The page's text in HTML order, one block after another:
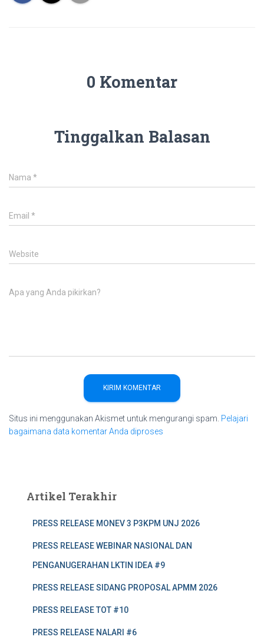
0 Komentar
Tinggalkan Balasan
Nama *
Email *
Website
Apa yang Anda pikirkan?
Situs ini menggunakan Akismet untuk mengurangi spam. Pelajari
bagaimana data komentar Anda diproses
Artikel Terakhir
PRESS RELEASE MONEV 3 P3KPM UNJ 2026
PRESS RELEASE WEBINAR NASIONAL DAN
PENGANUGERAHAN LKTIN IDEA #9
PRESS RELEASE SIDANG PROPOSAL APMM 2026
PRESS RELEASE TOT #10
PRESS RELEASE NALARI #6